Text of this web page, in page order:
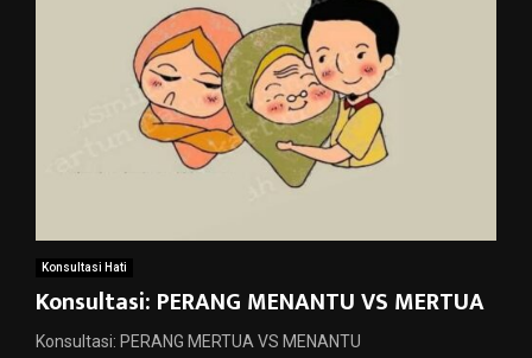
Konsultasi Hati
Konsultasi: PERANG MENANTU VS MERTUA
Konsultasi: PERANG MERTUA VS MENANTU